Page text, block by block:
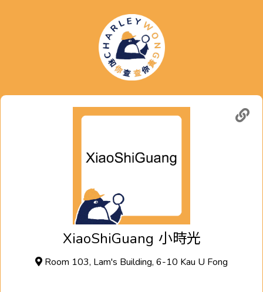
XiaoShiGuang 小時光
Room 103, Lam's Building, 6-10 Kau U Fong